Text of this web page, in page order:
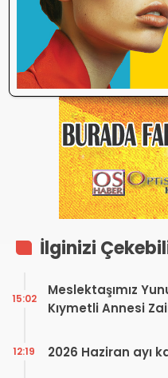
İlginizi
Meslektaşımız
Kıymetli Annesi
15:02
2026 Haziran ayı
12:19